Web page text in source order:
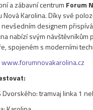
a zábavní centrum Forum
Nová Karolina. Díky své
nevšedním designem
nabízí svým návštěvníkům
spojeném s moderními
www.forumnovakarolina.cz
Dvorského: tramvaj linka 1